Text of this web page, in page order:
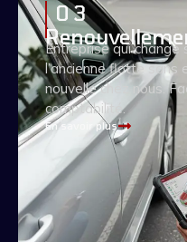
0 3
Entreprise qui change
l’ancienne flotte sans
nouvelle chez nous.
comptabilité.
En savoir plus